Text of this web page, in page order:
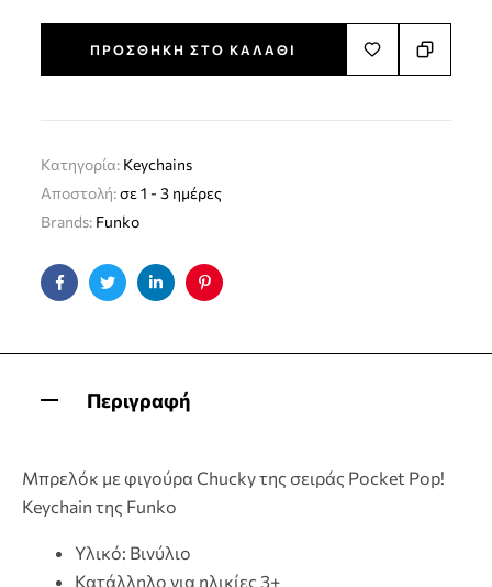
ΠΡΟΣΘΉΚΗ ΣΤΟ ΚΑΛΆΘΙ
Κατηγορία: Keychains
Αποστολή:σε 1 - 3 ημέρες
Brands: Funko
FacebookTwitterLinkedinPinterest
Περιγραφή
Μπρελόκ με φιγούρα Chucky της σειράς Pocket Pop!
Keychain της Funko
Υλικό: Bινύλιο
Κατάλληλο για ηλικίες 3+